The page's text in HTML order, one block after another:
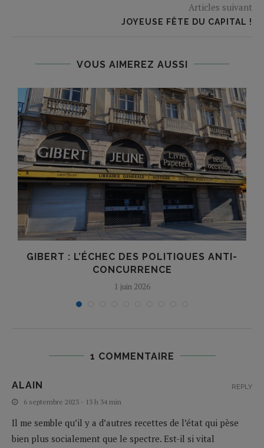
Articles suivant
JOYEUSE FÊTE DU CAPITAL !
VOUS AIMEREZ AUSSI
GIBERT : L’ÉCHEC DES POLITIQUES ANTI-
CONCURRENCE
1 juin 2026
1 COMMENTAIRE
ALAIN
6 septembre 2023 - 13 h 34 min
Il me semble qu’il y a d’autres recettes de l’état qui pèse
bien plus socialement que le spectre. Est-il si vital
REPLY